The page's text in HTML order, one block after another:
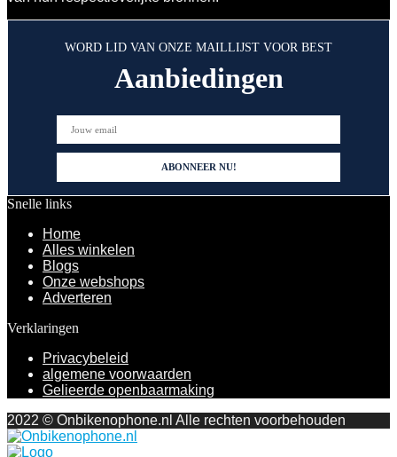
WORD LID VAN ONZE MAILLIJST VOOR BEST
Aanbiedingen
Snelle links
Home
Alles winkelen
Blogs
Onze webshops
Adverteren
Verklaringen
Privacybeleid
algemene voorwaarden
Gelieerde openbaarmaking
2022 © Onbikenophone.nl Alle rechten voorbehouden